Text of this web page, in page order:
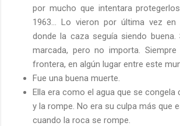
por mucho que intentara
1963... Lo vieron por última vez
donde la caza seguía siendo
marcada, pero no importa.
frontera, en algún lugar entre este
Fue una buena muerte.
Ella era como el agua que se congela
y la rompe. No era su culpa más que
cuando la roca se rompe.